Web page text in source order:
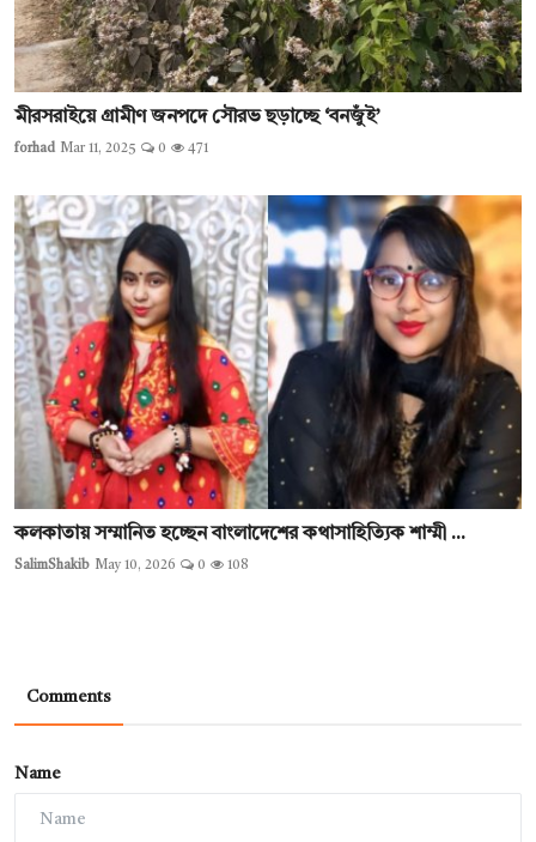
মীরসরাইয়ে গ্রামীণ জনপদে সৌরভ ছড়াচ্ছে ‘বনজুঁই’
forhad Mar 11, 2025 0 471
কলকাতায় সম্মানিত হচ্ছেন বাংলাদেশের কথাসাহিত্যিক শাম্মী ...
SalimShakib May 10, 2026 0 108
Comments
Name